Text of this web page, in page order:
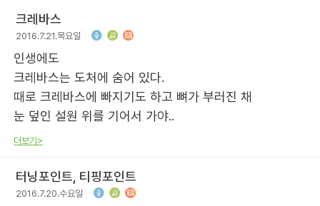
크레바스
2016.7.21.목요일
인생에도
크레바스는 도처에 숨어 있다.
때로 크레바스에 빠지기도 하고 뼈가 부러진 채
눈 덮인 설원 위를 기어서 가야..
더보기>
터닝포인트, 티핑포인트
2016.7.20.수요일